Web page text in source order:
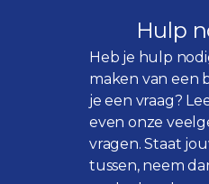
Hulp
Heb je hulp
maken van een
je een vraag?
even onze
vragen. Staat
tussen, neem